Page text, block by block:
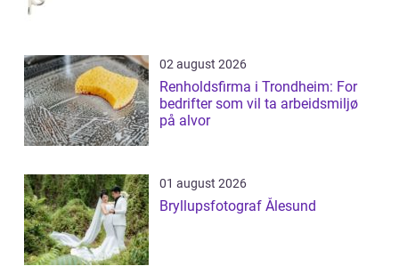
02 august 2026
Renholdsfirma i Trondheim: For
bedrifter som vil ta arbeidsmiljø
på alvor
01 august 2026
Bryllupsfotograf Ålesund